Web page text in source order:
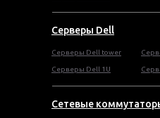
Серверы Dell
Сетевые
Cерверы Dell tower
Серверы Dell 1U